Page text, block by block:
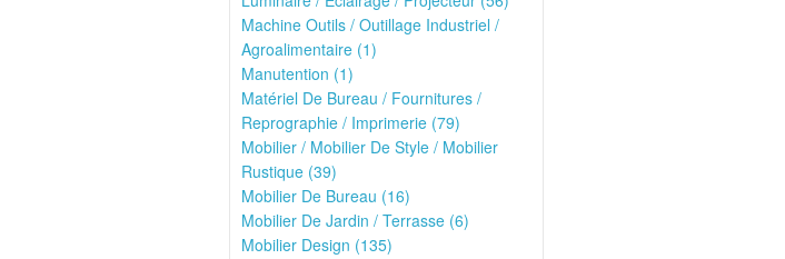
Machine Outils / Outillage Industriel /
Agroalimentaire (1)
Manutention (1)
Matériel De Bureau / Fournitures /
Reprographie / Imprimerie (79)
Mobilier / Mobilier De Style / Mobilier
Rustique (39)
Mobilier De Bureau (16)
Mobilier De Jardin / Terrasse (6)
Mobilier Design (135)